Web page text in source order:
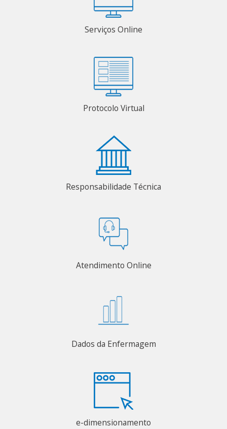
Serviços Online
Protocolo Virtual
Responsabilidade Técnica
Atendimento Online
Dados da Enfermagem
e-dimensionamento